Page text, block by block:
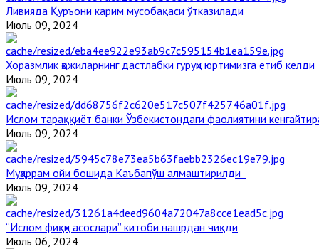
Ливияда Қуръони карим мусобақаси ўтказилади
Июль 09, 2024
Хоразмлик ҳожиларнинг дастлабки гуруҳи юртимизга етиб келди
Июль 09, 2024
Ислом тараққиёт банки Ўзбекистондаги фаолиятини
Июль 09, 2024
Муҳаррам ойи бошида Каъбапўш алмаштирилди
Июль 09, 2024
“Ислом фиқҳи асослари” китоби нашрдан чиқди
Июль 06, 2024